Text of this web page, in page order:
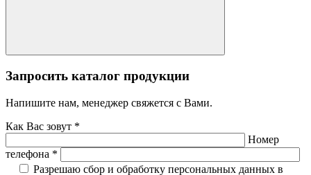
Запросить каталог продукции
Напишите нам, менеджер свяжется с Вами.
Как Вас зовут *
Номер
телефона *
Разрешаю сбор и обработку персональных данных в